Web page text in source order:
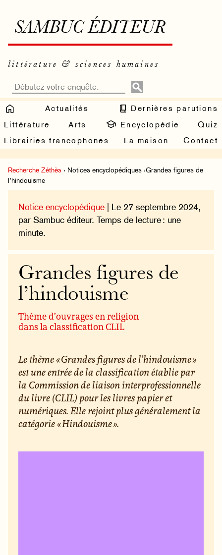
SAMBUC ÉDITEUR
littérature & sciences humaines
Actualités
Dernières parutions
Littérature
Arts Encyclopédie
Quiz
Librairies francophones
La maison Contact
Recherche Zéthès › Notices encyclopédiques ›Grandes figures de
l’hindouisme
Notice encyclopédique | Le 27 septembre 2024,
par Sambuc éditeur. Temps de lecture : une
minute.
Grandes figures de
l’hindouisme
Thème d’ouvrages en religion
dans la classification CLIL
Le thème « Grandes figures de l’hindouisme »
est une entrée de la classification établie par
la Commission de liaison interprofessionnelle
du livre (CLIL) pour les livres papier et
numériques. Elle rejoint plus généralement la
catégorie « Hindouisme ».